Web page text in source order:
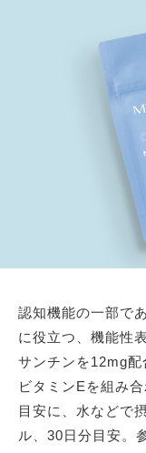
認知機能の一部で
に役立つ、機能性
サンチンを12mg
ビタミンEを組み
目安に、水などで
ル、30日分目安。